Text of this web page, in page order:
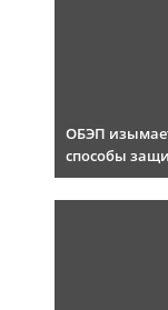
ОБЭП
способы